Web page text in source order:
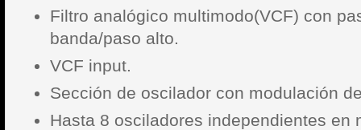
Filtro analógico multimodo(VCF) con
banda/paso alto.
VCF input.
Sección de oscilador con modulación
Hasta 8 osciladores independientes en